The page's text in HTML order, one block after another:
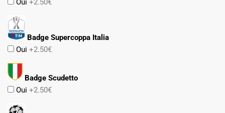
Oui +2.50€
Badge Supercoppa Italia
Oui +2.50€
Badge Scudetto
Oui +2.50€